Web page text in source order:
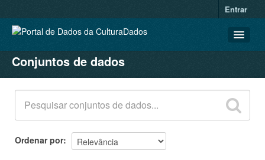
Entrar
CONJUNTOS DE DADOS
ORGANIZAÇÕES
GRUPOS
SOBRE
Conjuntos de dados
Ordenar por